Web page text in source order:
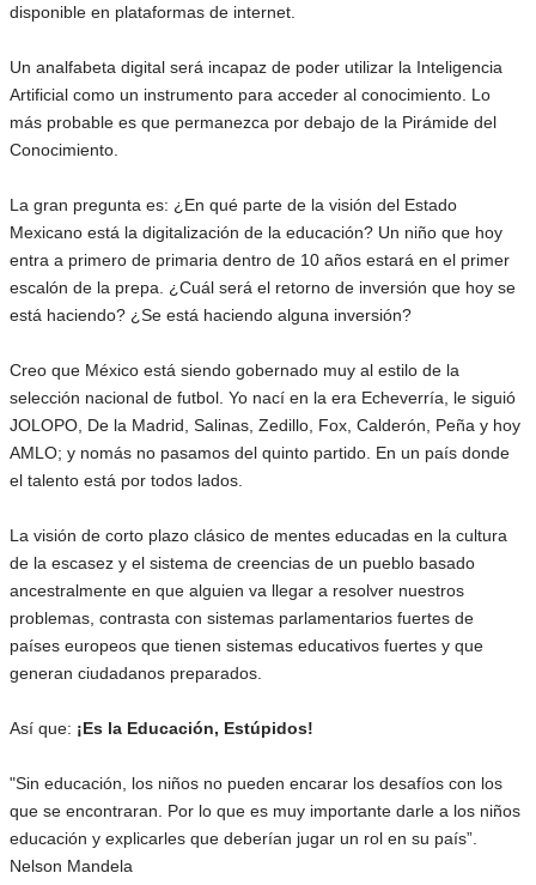
disponible en plataformas de internet.
Un analfabeta digital será incapaz de poder utilizar la Inteligencia
Artificial como un instrumento para acceder al conocimiento. Lo
más probable es que permanezca por debajo de la Pirámide del
Conocimiento.
La gran pregunta es: ¿En qué parte de la visión del Estado
Mexicano está la digitalización de la educación? Un niño que hoy
entra a primero de primaria dentro de 10 años estará en el primer
escalón de la prepa. ¿Cuál será el retorno de inversión que hoy se
está haciendo? ¿Se está haciendo alguna inversión?
Creo que México está siendo gobernado muy al estilo de la
selección nacional de futbol. Yo nací en la era Echeverría, le siguió
JOLOPO, De la Madrid, Salinas, Zedillo, Fox, Calderón, Peña y hoy
AMLO; y nomás no pasamos del quinto partido. En un país donde
el talento está por todos lados.
La visión de corto plazo clásico de mentes educadas en la cultura
de la escasez y el sistema de creencias de un pueblo basado
ancestralmente en que alguien va llegar a resolver nuestros
problemas, contrasta con sistemas parlamentarios fuertes de
países europeos que tienen sistemas educativos fuertes y que
generan ciudadanos preparados.
Así que: ¡Es la Educación, Estúpidos!
"Sin educación, los niños no pueden encarar los desafíos con los
que se encontraran. Por lo que es muy importante darle a los niños
educación y explicarles que deberían jugar un rol en su país”.
Nelson Mandela